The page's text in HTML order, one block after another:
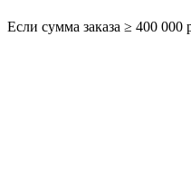
Если сумма заказа ≥ 400